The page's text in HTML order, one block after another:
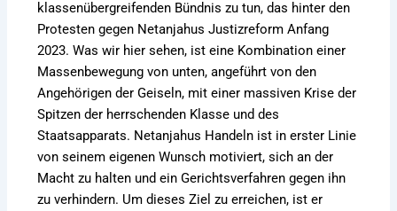
klassenübergreifenden Bündnis zu tun, das hinter den
Protesten gegen Netanjahus Justizreform Anfang
2023. Was wir hier sehen, ist eine Kombination einer
Massenbewegung von unten, angeführt von den
Angehörigen der Geiseln, mit einer massiven Krise der
Spitzen der herrschenden Klasse und des
Staatsapparats. Netanjahus Handeln ist in erster Linie
von seinem eigenen Wunsch motiviert, sich an der
Macht zu halten und ein Gerichtsverfahren gegen ihn
zu verhindern. Um dieses Ziel zu erreichen, ist er